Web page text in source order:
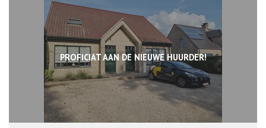
PROFICIAT AAN DE NIEUWE HUURDER!